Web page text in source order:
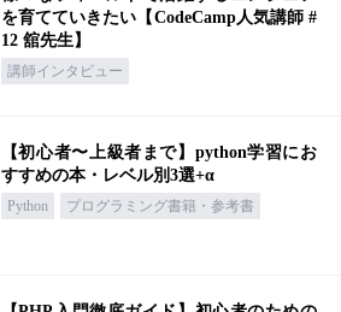
を育てていきたい【CodeCamp人気講師 #
12 舘先生】
講師インタビュー
【初心者〜上級者まで】python学習にお
すすめの本・レベル別3選+α
Python プログラミング書籍・参考書